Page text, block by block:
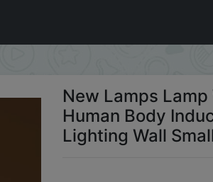
Intelligent Human Body
New Lamps
Human Body
Lighting Wall